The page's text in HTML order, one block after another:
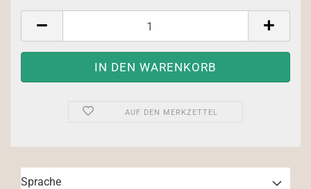
AUF DEN MERKZETTEL
Sprache